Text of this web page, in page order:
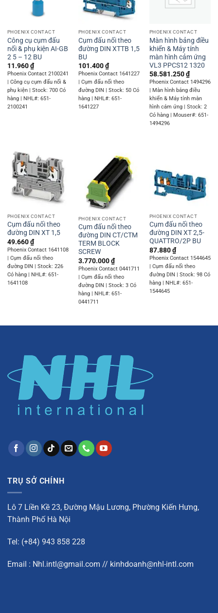
PHOENIX CONTACT
Công cụ cụm đấu
nối & phụ kiện AI-GB
2 5 – 12 BU
11.960₫
Phoenix Contact 2100241
| Công cụ cụm đấu nối &
phụ kiện | Stock: 700 Có
hàng | NHL#: 651-
2100241
PHOENIX CONTACT
Cụm đấu nối theo
đường DIN XTTB 1,5
BU
101.400₫
Phoenix Contact 1641227
| Cụm đấu nối theo
đường DIN | Stock: 50 Có
hàng | NHL#: 651-
1641227
PHOENIX CONTACT
Màn hình bảng điều
khiển & Máy tính
màn hình cảm ứng
VL3 PPCS12 1320
58.581.250₫
Phoenix Contact 1494296
| Màn hình bảng điều
khiển & Máy tính màn
hình cảm ứng | Stock: 2
Có hàng | Mouser#: 651-
1494296
PHOENIX CONTACT
Cụm đấu nối theo
đường DIN XT 1,5
49.660₫
Phoenix Contact 1641108
| Cụm đấu nối theo
đường DIN | Stock: 226
Có hàng | NHL#: 651-
1641108
PHOENIX CONTACT
Cụm đấu nối theo
đường DIN CT/CTM
TERM BLOCK
SCREW
3.770.000₫
Phoenix Contact 0441711
| Cụm đấu nối theo
đường DIN | Stock: 3 Có
hàng | NHL#: 651-
0441711
PHOENIX CONTACT
Cụm đấu nối theo
đường DIN XT 2,5-
QUATTRO/2P BU
87.880₫
Phoenix Contact 1544645
| Cụm đấu nối theo
đường DIN | Stock: 98 Có
hàng | NHL#: 651-
1544645
TRỤ SỞ CHÍNH
Lô 7 Liền Kề 23, Đường Mậu Lương, Phường Kiến Hưng,
Thành Phố Hà Nội
Tel: (+84) 943 858 228
Email : Nhl.intl@gmail.com // kinhdoanh@nhl-intl.com